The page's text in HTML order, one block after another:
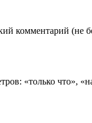
комментарий (не
«только что»,